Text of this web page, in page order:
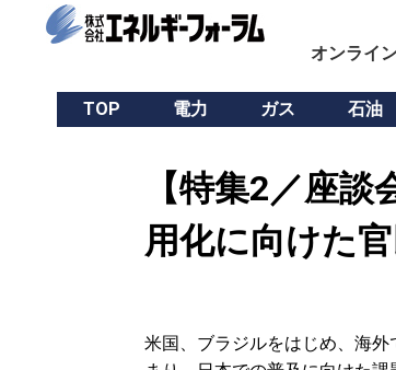
オンライ
TOP 電力 ガス 石油
【特集2／座
用化に向けた
米国、ブラジルをはじめ、海